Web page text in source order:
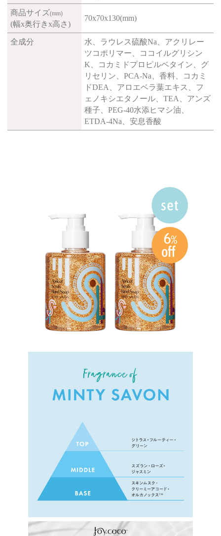
商品サイズ(mm)
(幅x奥行きx高さ)
70x70x130(mm)
全成分
水、ラウレス硫酸Na、アクリレー
ツコポリマー、ココイルグリシン
K、コカミドプロピルベタイン、グ
リセリン、PCA-Na、香料、コカミ
ドDEA、アロエベラ葉エキス、フ
ェノキシエタノール、TEA、アンズ
種子、PEG-40水添ヒマシ油、
ETDA-4Na、安息香酸